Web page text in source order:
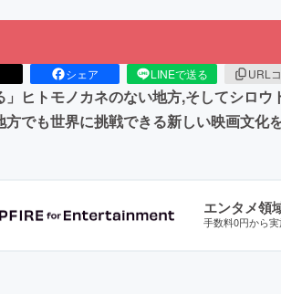
シェア LINEで送る URL
」ヒトモノカネのない地方,そしてシロ
方でも世界に挑戦できる新しい映画文化
エンタメ領
手数料0円から